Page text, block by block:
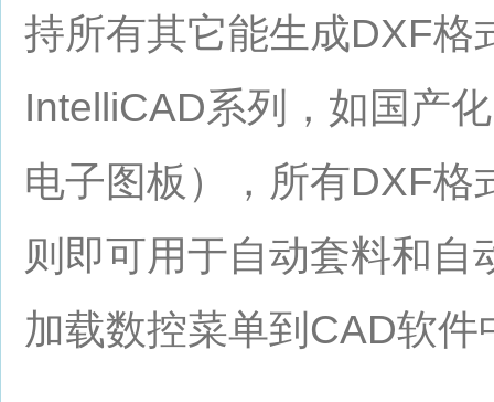
持所有其它能生成DXF格
IntelliCAD系列，如国产
电子图板），所有DXF格
则即可用于自动套料和
加载数控菜单到CAD软件